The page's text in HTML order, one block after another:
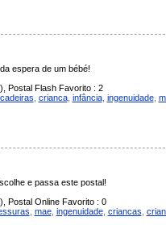
espera de um bébé!
Postal Flash Favorito : 2
crianca, infância, ingenuidade,
e passa este postal!
Postal Online Favorito : 0
mae, ingenuidade, criancas